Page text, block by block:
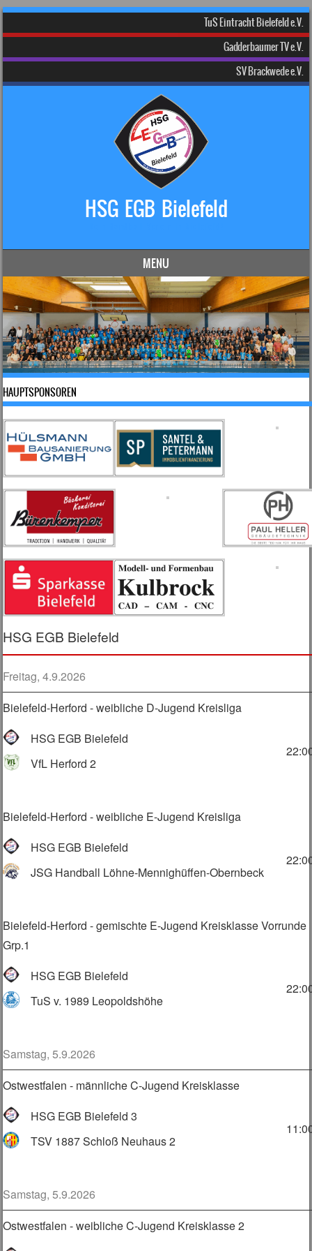
TuS Eintracht Bielefeld e.V.
Gadderbaumer TV e.V.
SV Brackwede e.V.
HSG EGB Bielefeld
MENU
Skip to content
HAUPTSPONSOREN
HSG EGB Bielefeld
Freitag, 4.9.2026
Bielefeld-Herford - weibliche D-Jugend Kreisliga
HSG EGB Bielefeld
VfL Herford 2
Bielefeld-Herford - weibliche E-Jugend Kreisliga
HSG EGB Bielefeld
JSG Handball Löhne-Mennighüffen-Obernbeck
Bielefeld-Herford - gemischte E-Jugend Kreisklasse Vorrunde
Grp.1
HSG EGB Bielefeld
TuS v. 1989 Leopoldshöhe
Samstag, 5.9.2026
Ostwestfalen - männliche C-Jugend Kreisklasse
HSG EGB Bielefeld 3
TSV 1887 Schloß Neuhaus 2
Samstag, 5.9.2026
Ostwestfalen - weibliche C-Jugend Kreisklasse 2